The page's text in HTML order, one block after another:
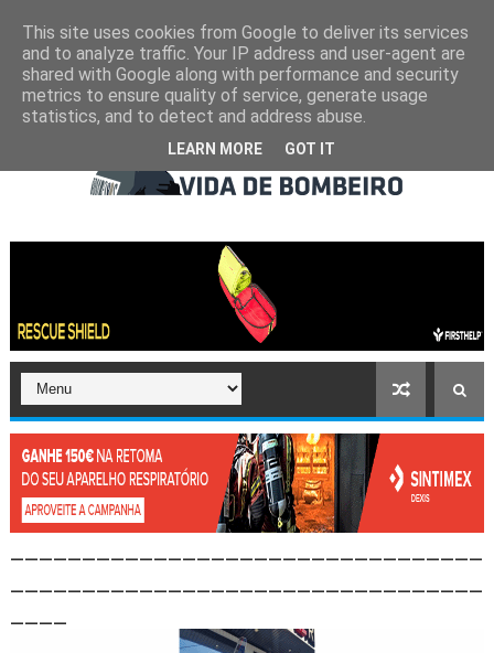
This site uses cookies from Google to deliver its services
and to analyze traffic. Your IP address and user-agent are
shared with Google along with performance and security
metrics to ensure quality of service, generate usage
statistics, and to detect and address abuse.
LEARN MORE GOT IT